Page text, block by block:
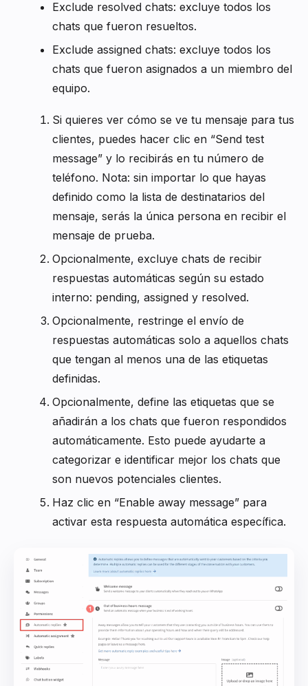
Exclude resolved chats: excluye todos los
chats que fueron resueltos.
Exclude assigned chats: excluye todos los
chats que fueron asignados a un miembro del
equipo.
Si quieres ver cómo se ve tu mensaje para tus
clientes, puedes hacer clic en “Send test
message” y lo recibirás en tu número de
teléfono. Nota: sin importar lo que hayas
definido como la lista de destinatarios del
mensaje, serás la única persona en recibir el
mensaje de prueba.
Opcionalmente, excluye chats de recibir
respuestas automáticas según su estado
interno: pending, assigned y resolved.
Opcionalmente, restringe el envío de
respuestas automáticas solo a aquellos chats
que tengan al menos una de las etiquetas
definidas.
Opcionalmente, define las etiquetas que se
añadirán a los chats que fueron respondidos
automáticamente. Esto puede ayudarte a
categorizar e identificar mejor los chats que
son nuevos potenciales clientes.
Haz clic en “Enable away message” para
activar esta respuesta automática específica.